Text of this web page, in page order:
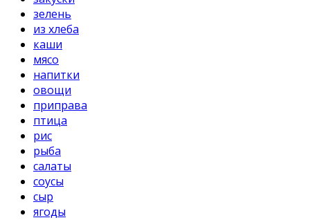
зелень
из хлеба
каши
мясо
напитки
овощи
приправа
птица
рис
рыба
салаты
соусы
сыр
ягоды